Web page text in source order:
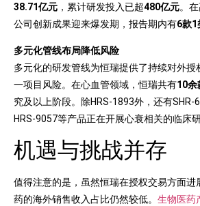
38.71亿元 ，累计研发投入已超480亿元。
公司创新成果迎来爆发期，报告期内有6款1
多元化管线布局降低风险
多元化的研发管线为恒瑞提供了持续对外
一项目风险。在心血管领域，恒瑞共有10余
究及以上阶段。除HRS-1893外，还有SHR-
HRS-9057等产品正在开展心衰相关的临床研
机遇与挑战并存
值得注意的是，虽然恒瑞在授权交易方面进
药的海外销售收入占比仍然较低。 生物医药